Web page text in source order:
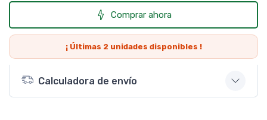
Comprar ahora
¡ Últimas 2 unidades disponibles !
Calculadora de envío